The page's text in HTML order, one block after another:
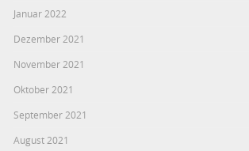
Januar 2022
Dezember 2021
November 2021
Oktober 2021
September 2021
August 2021